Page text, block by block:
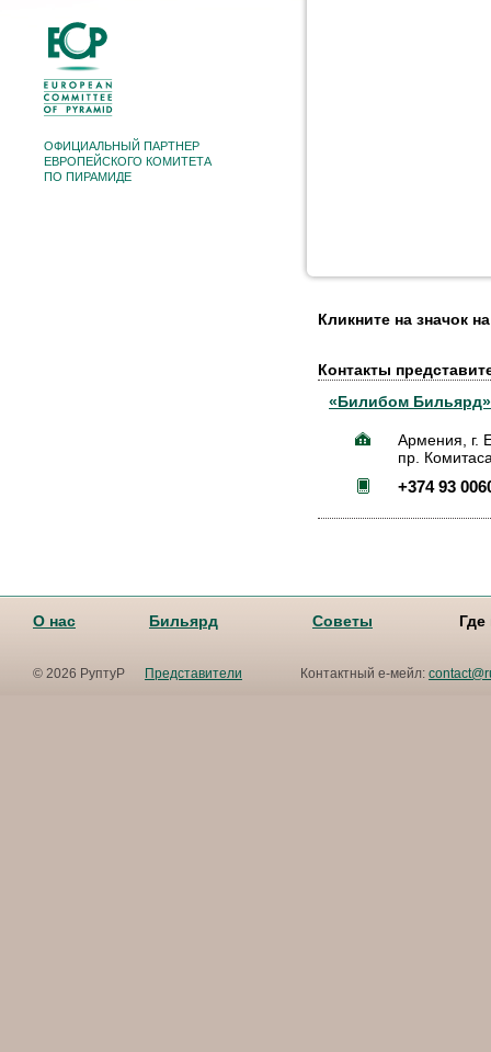
ОФИЦИАЛЬНЫЙ ПАРТНЕР
ЕВРОПЕЙСКОГО КОМИТЕТА
ПО ПИРАМИДЕ
Кликните на значок
Контакты
«Билибом Бильярд»
Армения, г.
пр.
+374 93
О нас Бильярд Советы Где
© 2026 РуптуР Представители Контактный е-мейл: